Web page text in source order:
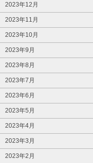
2023年12月
2023年11月
2023年10月
2023年9月
2023年8月
2023年7月
2023年6月
2023年5月
2023年4月
2023年3月
2023年2月